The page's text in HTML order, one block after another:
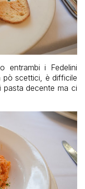
entrambi i Fedelini
pò scettici, è difficile
pasta decente ma ci